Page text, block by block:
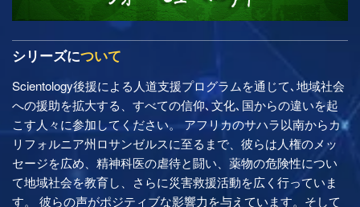
シリーズについて
Scientology後援による人道支援プログラムを通じて､地域社会
への援助を拡大する、すべての信仰､文化､国からの違いを起
こす人々に参加してください。 アフリカのサハラ以南からカ
リフォルニア州ロサンゼルスに至るまで、彼らは人権のメッ
セージを広め、精神科医の虐待と闘い、薬物の危険性につい
て地域社会を教育し、さらに災害救援活動を広く行っていま
す。 彼らの声がポジティブな影響力を与えています。そして